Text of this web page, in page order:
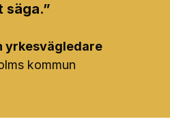
säga.”
yrkesvägledare
kommun